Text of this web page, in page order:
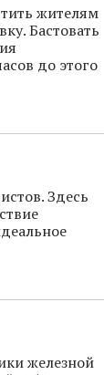
жителям
Бастовать
до этого
Здесь
железной